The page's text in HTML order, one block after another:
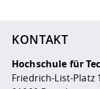
KONTAKT
Hochschule für
Friedrich-List-Platz 1